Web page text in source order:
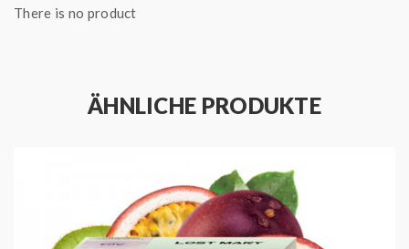
helle Traube
Kühler Energy
Peach Ice:Pfirsich Ice
Pink Lemonade:Grapefruit, Erdbeer Limonade
There is no product
ÄHNLICHE PRODUKTE